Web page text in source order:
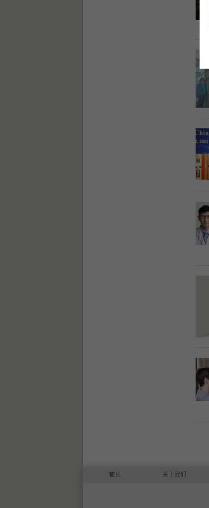
首页 关于我们